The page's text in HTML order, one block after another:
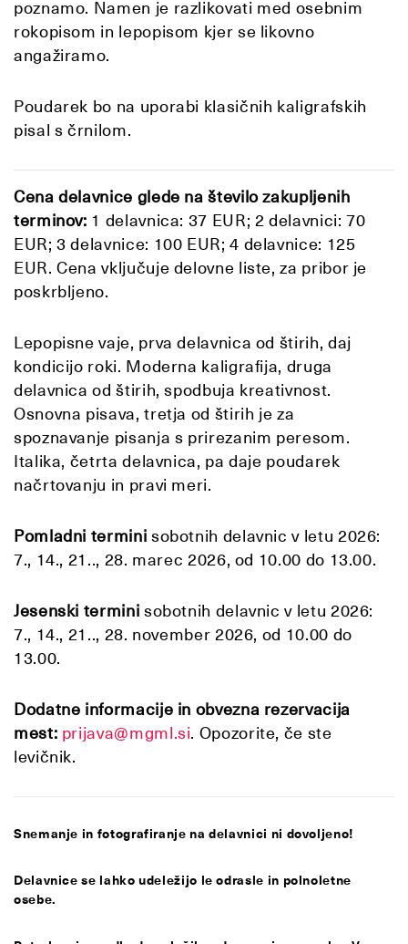
poznamo. Namen je razlikovati med osebnim
rokopisom in lepopisom kjer se likovno
angažiramo.
Poudarek bo na uporabi klasičnih kaligrafskih
pisal s črnilom.
Cena delavnice glede na število zakupljenih
terminov: 1 delavnica: 37 EUR; 2 delavnici: 70
EUR; 3 delavnice: 100 EUR; 4 delavnice: 125
EUR. Cena vključuje delovne liste, za pribor je
poskrbljeno.
Lepopisne vaje, prva delavnica od štirih, daj
kondicijo roki. Moderna kaligrafija, druga
delavnica od štirih, spodbuja kreativnost.
Osnovna pisava, tretja od štirih je za
spoznavanje pisanja s prirezanim peresom.
Italika, četrta delavnica, pa daje poudarek
načrtovanju in pravi meri.
Pomladni termini sobotnih delavnic v letu 2026:
7., 14., 21.., 28. marec 2026, od 10.00 do 13.00.
Jesenski termini sobotnih delavnic v letu 2026:
7., 14., 21.., 28. november 2026, od 10.00 do
13.00.
Dodatne informacije in obvezna rezervacija
mest: prijava@mgml.si. Opozorite, če ste
levičnik.
Snemanje in fotografiranje na delavnici ni dovoljeno!
Delavnice se lahko udeležijo le odrasle in polnoletne
osebe.